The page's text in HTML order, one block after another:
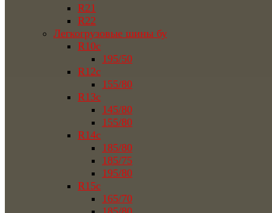
R21
R22
Легкогрузовые шины бу
R10c
195/50
R12c
155/80
R13c
145/80
155/80
R14c
185/80
185/75
195/80
R15c
165/70